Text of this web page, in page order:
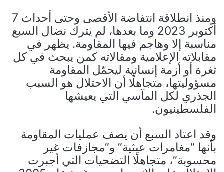
ومنذ انطلاقة انتفاضة الأقصى وحتى أحداث 7
أكتوبر 2023 وما بعدها، لم يترك نضال السبع
مناسبة إلا وهاجم فيها المقاومة. يظهر في
مقابلاته الإعلامية ومقالاته كمن يبحث في كل
ثغرة أو أزمة إنسانية ليحمّل المقاومة
مسؤوليتها، متجاهلًا أن الاحتلال هو السبب
الجذري لكل المآسي التي يعيشها
الفلسطينيون.
وقد اعتاد السبع أن يصف عمليات المقاومة
بأنها “مغامرات عبثية” و”مجازفات غير
محسوبة”، متجاهلًا التضحيات التي أجبرت